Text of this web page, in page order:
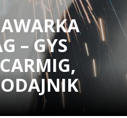
– GYS